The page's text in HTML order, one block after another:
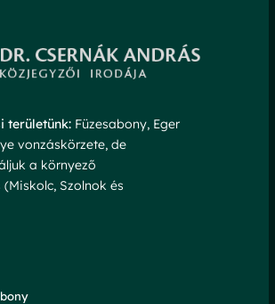
területünk: Füzesabony, Eger
vonzáskörzete, de
a környező
Szolnok és